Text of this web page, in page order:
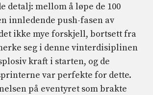
detalj: mellom å løpe de 100
innledende push-fasen av
ikke mye forskjell, bortsett fra
seg i denne vinterdisiplinen
kraft i starten, og de
var perfekte for dette.
på eventyret som brakte